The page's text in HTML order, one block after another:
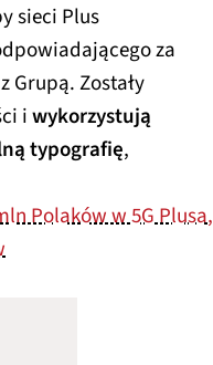
sieci Plus
za
Grupą. Zostały
iwykorzystują
typografię,
Polaków w 5G Plusa,